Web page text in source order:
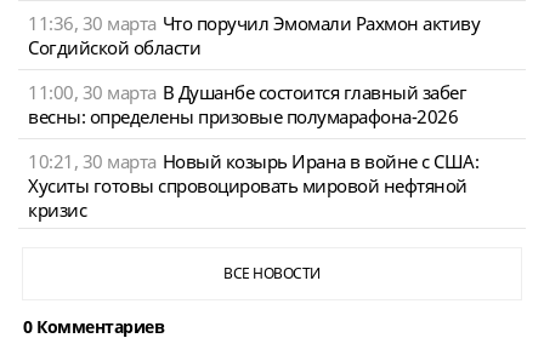
11:36, 30 марта Что поручил Эмомали Рахмон активу
Согдийской области
11:00, 30 марта В Душанбе состоится главный забег
весны: определены призовые полумарафона-2026
10:21, 30 марта Новый козырь Ирана в войне с США:
Хуситы готовы спровоцировать мировой нефтяной
кризис
ВСЕ НОВОСТИ
0 Комментариев